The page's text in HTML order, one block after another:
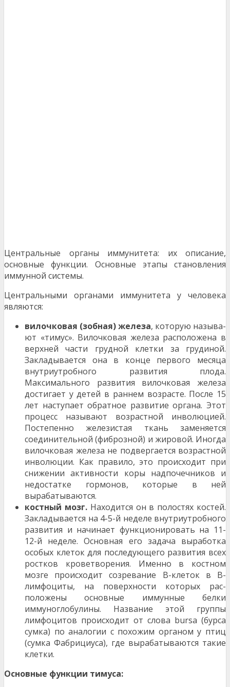
Центральные органы иммунитета: их описание,
основные функции. Основные этапы становления
иммунной системы.
Центральными органами иммунитета у челове­ка
являются:
вилочковая (зобная) железа, которую называ­
ют «тимус». Вилочковая железа расположена в
верх­ней части грудной клетки за грудиной.
Закладывается она в конце первого месяца
внутриутробного разви­тия плода.
Максимального развития вилочковая же­леза
достигает у детей в раннем возрасте. После 15
лет наступает обратное развитие органа. Этот
про­цесс называют возрастной инволюцией.
Постепенно железистая ткань заменяется
соединительной (фи­брозной) и жировой. Иногда
вилочковая железа не подвергается возрастной
инволюции. Как правило, это происходит при
снижении активности коры над­почечников и
недостатке гормонов, которые в ней
вырабатываются.
костный мозг.Находится он в полостях костей.
Закладывается на 4-5-й неделе внутриутробного
раз­вития и начинает функционировать на 11-
12-й неде­ле. Основная его задача выработка
особых клеток для последующего развития всех
ростков кроветворе­ния. Именно в костном
мозге происходит созревание В-клеток в В-
лимфоциты, на поверхности которых рас­
положены основные иммунные белки
иммуноглобу­лины. Название этой группы
лимфоцитов происходит от слова bursa (бурса
сумка) по аналогии с похожим органом у птиц
(сумка Фабрициуса), где вырабатыва­ются такие
клетки.
Основные функции тимуса: